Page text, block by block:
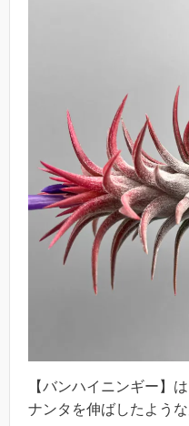
【バンハイニンギー】
ナンタを伸ばしたような